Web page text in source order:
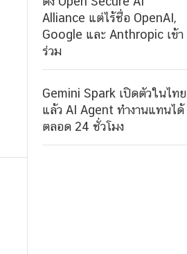
Alliance แต่ไร้ชื่อ OpenAI,
Google และ Anthropic เข้า
ร่วม
Gemini Spark เปิดตัวในไทย
แล้ว AI Agent ทำงานแทนได้
ตลอด 24 ชั่วโมง